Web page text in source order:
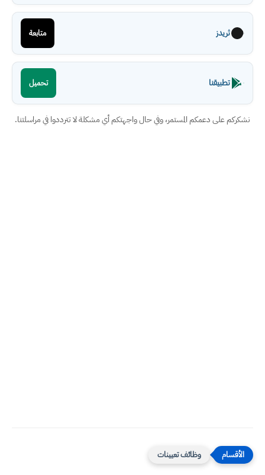
ثريدز متابعة
تطبيقنا تحميل
نشكركم على دعمكم المستمر، وفي حال واجهتكم أي مشكلة لا تترددوا في مراسلتنا.
وظائف تعيينات